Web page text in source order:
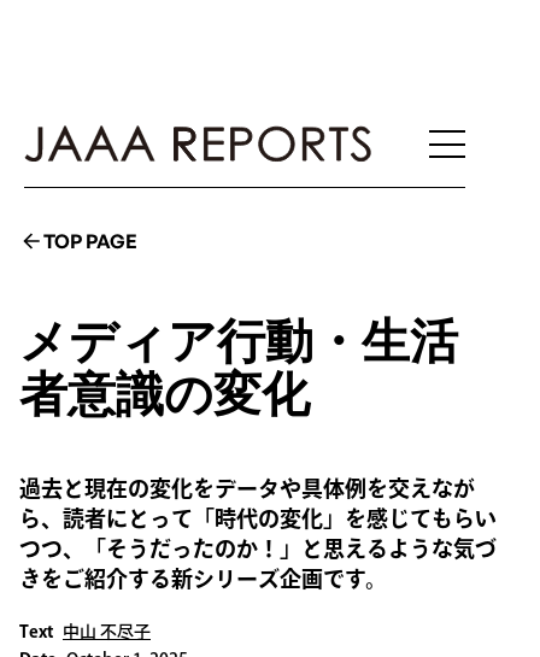
TOP PAGE
メディア行動・生活
者意識の変化
過去と現在の変化をデータや具体例を交えなが
ら、読者にとって「時代の変化」を感じてもらい
つつ、「そうだったのか！」と思えるような気づ
きをご紹介する新シリーズ企画です。
Text
中山 不尽子